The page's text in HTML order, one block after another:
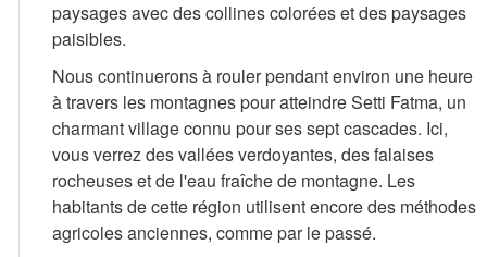
paysages avec des collines colorées et des paysages
paisibles.
Nous continuerons à rouler pendant environ une heure
à travers les montagnes pour atteindre Setti Fatma, un
charmant village connu pour ses sept cascades. Ici,
vous verrez des vallées verdoyantes, des falaises
rocheuses et de l'eau fraîche de montagne. Les
habitants de cette région utilisent encore des méthodes
agricoles anciennes, comme par le passé.